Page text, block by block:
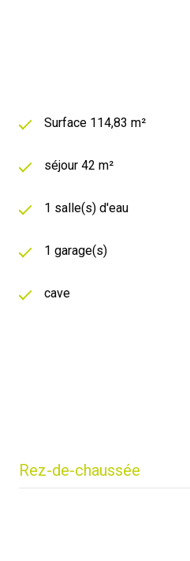
Surface 114,83 m²
séjour 42 m²
1 salle(s) d'eau
1 garage(s)
cave
Rez-de-chaussée